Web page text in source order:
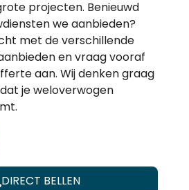
projecten. Benieuwd
we aanbieden?
met de verschillende
en vraag vooraf
aan. Wij denken graag
je weloverwogen
DIRECT BELLEN